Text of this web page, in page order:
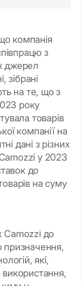
компанія
з
джерел
зібрані
на те, що з
року
товарів
компанії на
дані з різних
у 2023
до
на суму
Camozzi до
призначення,
які,
використання,